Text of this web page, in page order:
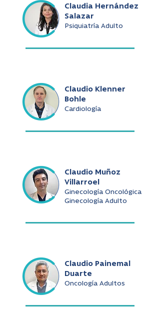
Claudia Hernández
Salazar
Psiquiatría Adulto
Claudio Klenner
Bohle
Cardiología
Claudio Muñoz
Villarroel
Ginecología Oncológica
Ginecología Adulto
Claudio Painemal
Duarte
Oncología Adultos